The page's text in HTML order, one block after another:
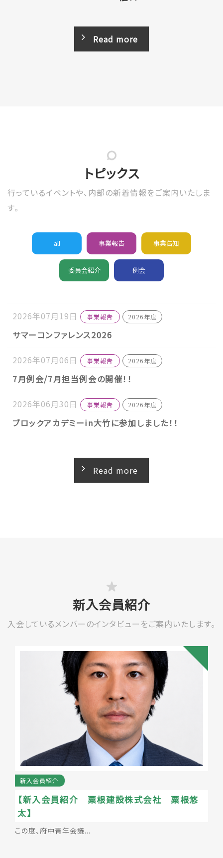
Read more
トピックス
行っているイベントや、内部の新着情報をご案内いたしま
す。
all 事業報告 事業告知
委員会紹介 例会
サマーコンファレンス2026
2026年07月19日 事業報告 2026年度
7月例会/7月担当例会の開催！！
2026年07月06日 事業報告 2026年度
ブロックアカデミーin大竹に参加しました！！
2026年06月30日 事業報告 2026年度
2026 JCI ASPAC新潟大会に参加してきました！！
備後国府まつりの開催！！
事業報告
2026年06月05日 事業報告 2026年度
第2回 FUCHUミズベリング会議の開催
2026年05月23日 事業報告 2026年度
5月例会/家族親睦事業の開催
2026年05月14日 事業報告 2026年度
広島ブロックゴルフ大会を開催！
2026年05月12日 事業報告 2026年度
4月例会を開催！渋谷巧常任理事を講師にお招きし
た講演会
2026年04月16日 事業報告 2026年度
Read more
新入会員紹介
入会しているメンバーのインタビューをご案内いたします。
【新入会員紹介 粟根建設株式会社 粟根悠
太】
新入会員紹介
この度、府中青年会議...